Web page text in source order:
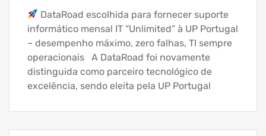
DataRoad escolhida para fornecer suporte
informático mensal IT “Unlimited” à UP Portugal
– desempenho máximo, zero falhas, TI sempre
operacionais A DataRoad foi novamente
distinguida como parceiro tecnológico de
excelência, sendo eleita pela UP Portugal